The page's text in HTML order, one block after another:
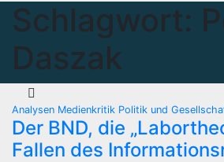
Schlagwort:
Daszak
Analysen Medienkritik Politik und
Der BND, die
Fallen des